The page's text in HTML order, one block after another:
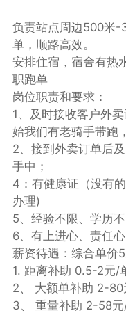
负责站点周边500米-
单，顺路高效。
安排住宿，宿舍有热
职跑单
岗位职责和要求：
1、及时接收客户外
始我们有老骑手带跑
2、接到外卖订单后
手中；
4：有健康证（没有
办理)
5、经验不限、学历
6、有上进心、责任心
薪资待遇：综合单价
1. 距离补助 0.5-2元/
2、 大额单补助 2-
3、 重量补助 2-58